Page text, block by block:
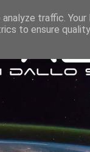
traffic. Your
to ensure